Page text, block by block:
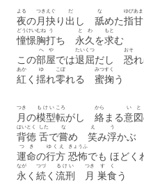
夜
よる
の月
つき
抉
えぐ
り 出
だ
し 舐
な
めた指
ゆび
甘
あま
憧憬
どうけい
胸
むね
打
う
ち 永久
とわ
を求
もと
む
この部屋
へや
では退屈
たいくつ
だし 恐
おそ
紅
あか
く 揺
ゆ
れ零
こぼ
れる 蜜
みつ
掬
すく
う
月
つき
の模型
もけい
転
ころ
がし 絡
から
まる意図
いと
背徳
はいとく
舌
した
で嘗
な
め 笑
え
み浮
う
かぶ
運命
つき
の行方
ゆくえ
恐怖
きょうふ
でも ほどく
永
なが
く 続
つづ
く 流刑
るけい
月
つき
巣食
すく
う